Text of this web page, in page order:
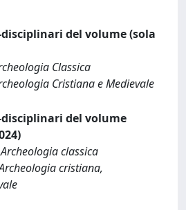
del volume (sola
Classica
Cristiana e Medievale
del volume
classica
cristiana,